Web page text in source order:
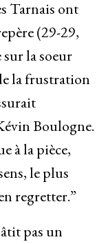
Tarnais ont
(29-29,
la soeur
la frustration
Boulogne.
à la pièce,
le plus
regretter.”
pas un